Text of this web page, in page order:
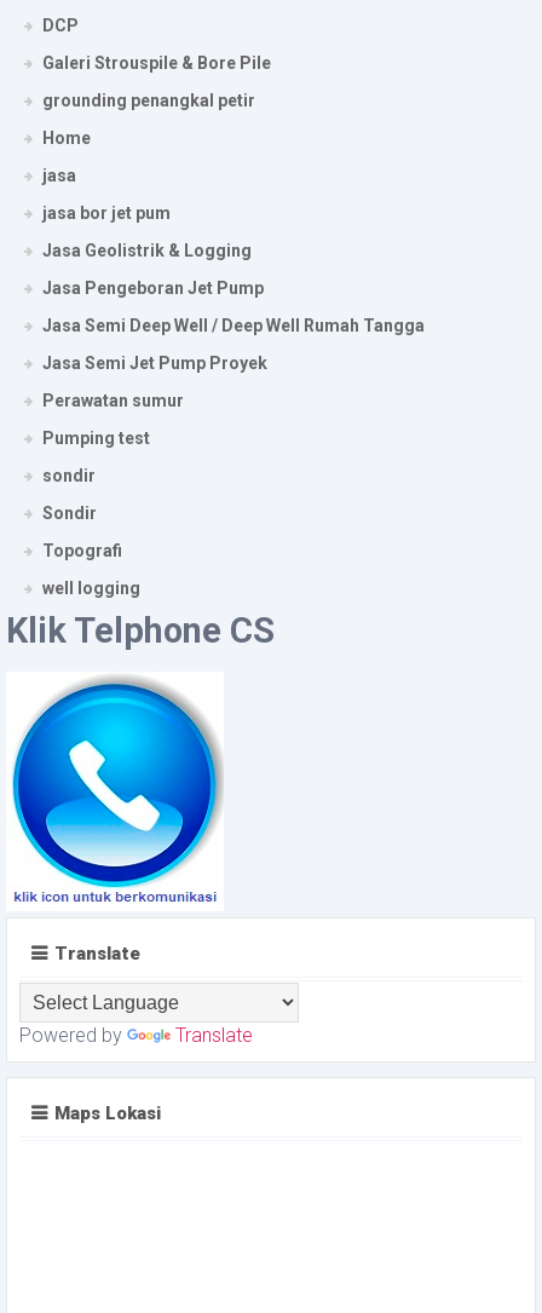
DCP
Galeri Strouspile & Bore Pile
grounding penangkal petir
Home
jasa
jasa bor jet pum
Jasa Geolistrik & Logging
Jasa Pengeboran Jet Pump
Jasa Semi Deep Well / Deep Well Rumah Tangga
Jasa Semi Jet Pump Proyek
Perawatan sumur
Pumping test
sondir
Sondir
Topografi
well logging
Klik Telphone CS
Translate
Powered by Translate
Maps Lokasi